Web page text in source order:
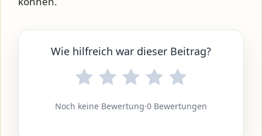
Wie hilfreich war dieser Beitrag?
Noch keine Bewertung·0 Bewertungen